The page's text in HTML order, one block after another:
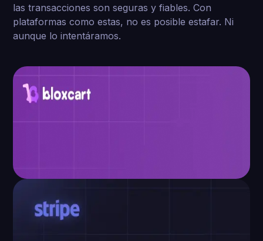
las transacciones son seguras y fiables. Con
plataformas como estas, no es posible estafar. Ni
aunque lo intentáramos.
Seguridad en los pagos de BloxCart
Con plataformas como éstas, es imposible estafar. Ni